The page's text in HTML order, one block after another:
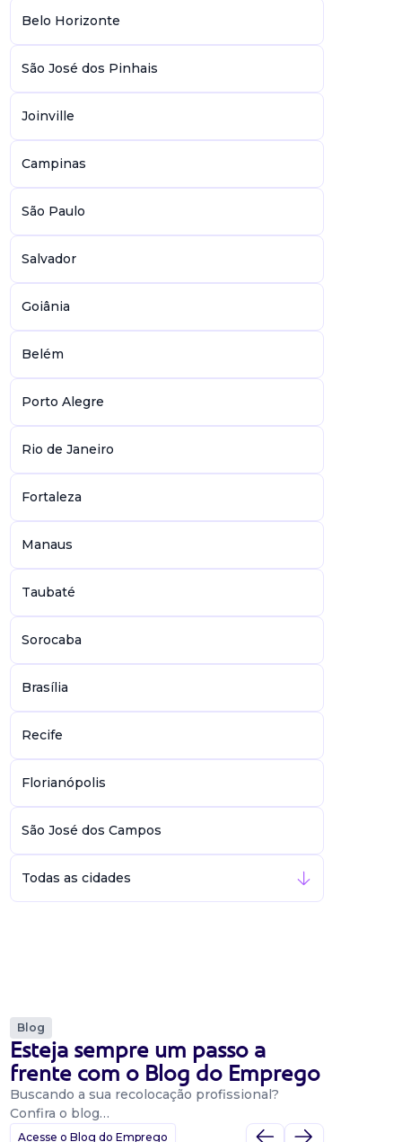
Belo Horizonte
São José dos Pinhais
Joinville
Campinas
São Paulo
Salvador
Goiânia
Belém
Porto Alegre
Rio de Janeiro
Fortaleza
Manaus
Taubaté
Sorocaba
Brasília
Recife
Florianópolis
São José dos Campos
Todas as cidades
Blog
Esteja sempre um passo a
frente com o Blog do Emprego
Buscando a sua recolocação profissional?
Confira o blog…
Acesse o Blog do Emprego